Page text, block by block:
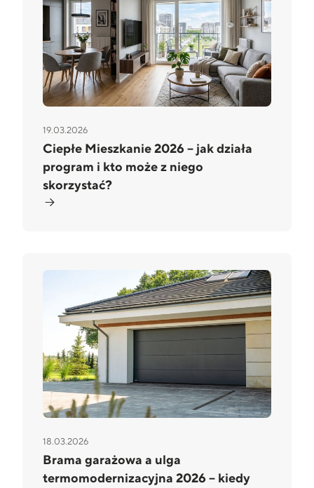
19.03.2026
Ciepłe Mieszkanie 2026 – jak działa
program i kto może z niego
skorzystać?
18.03.2026
Brama garażowa a ulga
termomodernizacyjna 2026 – kiedy